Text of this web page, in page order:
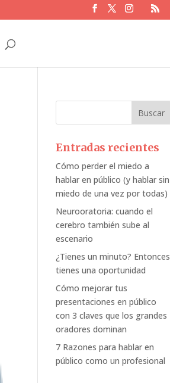
Entradas recientes
Cómo perder el miedo a
hablar en público (y hablar sin
miedo de una vez por todas)
Neurooratoria: cuando el
cerebro también sube al
escenario
¿Tienes un minuto? Entonces
tienes una oportunidad
Cómo mejorar tus
presentaciones en público
con 3 claves que los grandes
oradores dominan
7 Razones para hablar en
público como un profesional